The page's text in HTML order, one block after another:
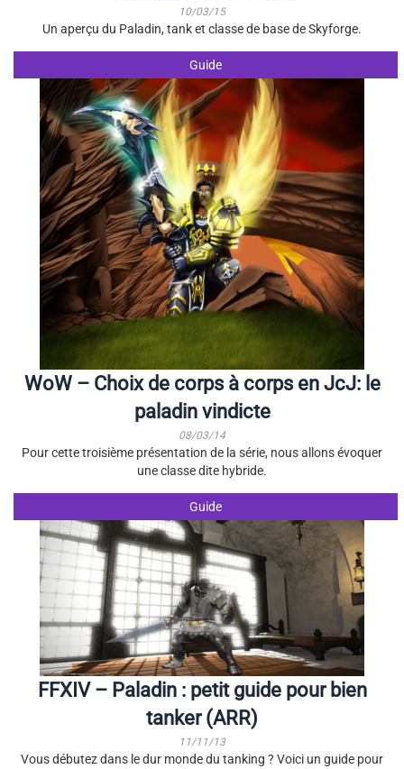
10/03/15
Un aperçu du Paladin, tank et classe de base de Skyforge.
Guide
WoW – Choix de corps à corps en JcJ: le
paladin vindicte
08/03/14
Pour cette troisième présentation de la série, nous allons évoquer
une classe dite hybride.
Guide
FFXIV – Paladin : petit guide pour bien
tanker (ARR)
11/11/13
Vous débutez dans le dur monde du tanking ? Voici un guide pour